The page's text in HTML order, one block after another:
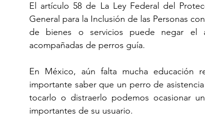
El artículo 58 de La Ley Federal del
General para la Inclusión de las Personas
de bienes o servicios puede negar el
acompañadas de perros guía.
En México, aún falta mucha educación
importante saber que un perro de
tocarlo o distraerlo podemos ocasionar
importantes de su usuario.